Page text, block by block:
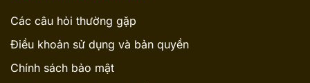
Các câu hỏi thường gặp
Điều khoản sử dụng và bản quyền
Chính sách bảo mật